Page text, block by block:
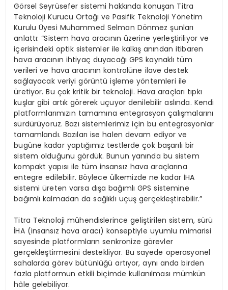
Görsel Seyrüsefer sistemi hakkında konuşan Titra
Teknoloji Kurucu Ortağı ve Pasifik Teknoloji Yönetim
Kurulu Üyesi Muhammed Selman Dönmez şunları
anlattı: “Sistem hava aracının üzerine yerleştiriliyor ve
içerisindeki optik sistemler ile kalkış anından itibaren
hava aracının ihtiyaç duyacağı GPS kaynaklı tüm
verileri ve hava aracının kontrolüne ilave destek
sağlayacak veriyi görüntü işleme yöntemleri ile
üretiyor. Bu çok kritik bir teknoloji. Hava araçları tıpkı
kuşlar gibi artık görerek uçuyor denilebilir aslında. Kendi
platformlarımızın tamamına entegrasyon çalışmalarını
sürdürüyoruz. Bazı sistemlerimiz için bu entegrasyonlar
tamamlandı. Bazıları ise halen devam ediyor ve
bugüne kadar yaptığımız testlerde çok başarılı bir
sistem olduğunu gördük. Bunun yanında bu sistem
kompakt yapısı ile tüm insansız hava araçlarına
entegre edilebilir. Böylece ülkemizde ne kadar İHA
sistemi üreten varsa dışa bağımlı GPS sistemine
bağımlı kalmadan da sağlıklı uçuş gerçekleştirebilir.”
Titra Teknoloji mühendislerince geliştirilen sistem, sürü
İHA (insansız hava aracı) konseptiyle uyumlu mimarisi
sayesinde platformların senkronize görevler
gerçekleştirmesini destekliyor. Bu sayede operasyonel
sahalarda görev bütünlüğü artıyor, aynı anda birden
fazla platformun etkili biçimde kullanılması mümkün
hâle gelebiliyor.